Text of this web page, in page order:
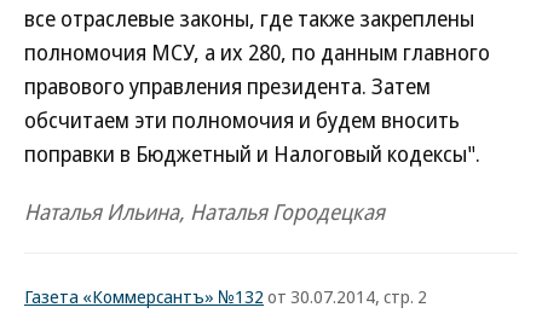
все отраслевые законы, где также закреплены
полномочия МСУ, а их 280, по данным главного
правового управления президента. Затем
обсчитаем эти полномочия и будем вносить
поправки в Бюджетный и Налоговый кодексы".
Наталья Ильина, Наталья Городецкая
Газета «Коммерсантъ» №132 от 30.07.2014, стр. 2